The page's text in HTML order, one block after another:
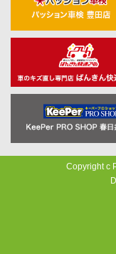
Copyright c